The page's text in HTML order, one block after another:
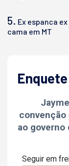
5. Ex espanca
cama em MT
Enquete
ao governo
Seguir em